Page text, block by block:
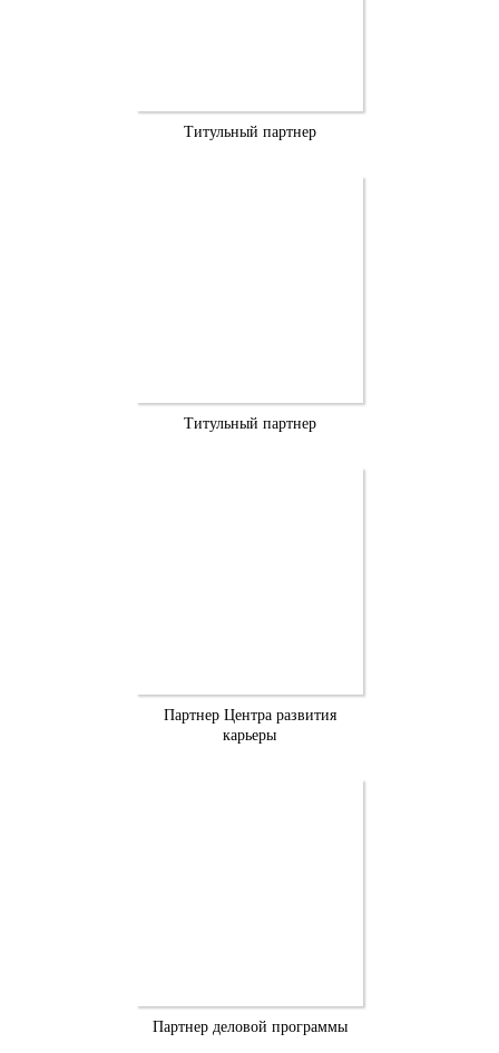
Титульный партнер
Титульный партнер
Партнер Центра развития
карьеры
Партнер деловой программы